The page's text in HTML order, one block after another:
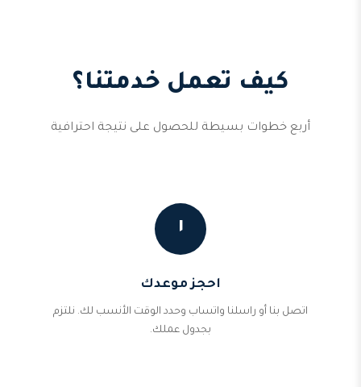
كيف تعمل خدمتنا؟
أربع خطوات بسيطة للحصول على نتيجة احترافية
١
احجز موعدك
اتصل بنا أو راسلنا واتساب وحدد الوقت الأنسب لك. نلتزم
بجدول عملك.